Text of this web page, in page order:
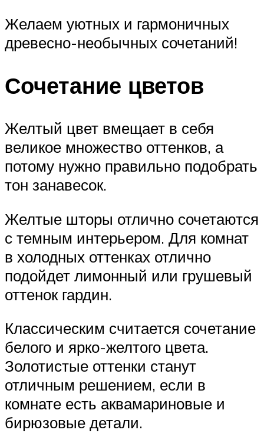
Желаем уютных и гармоничных
древесно-необычных сочетаний!
Сочетание цветов
Желтый цвет вмещает в себя
великое множество оттенков, а
потому нужно правильно подобрать
тон занавесок.
Желтые шторы отлично сочетаются
с темным интерьером. Для комнат
в холодных оттенках отлично
подойдет лимонный или грушевый
оттенок гардин.
Классическим считается сочетание
белого и ярко-желтого цвета.
Золотистые оттенки станут
отличным решением, если в
комнате есть аквамариновые и
бирюзовые детали.